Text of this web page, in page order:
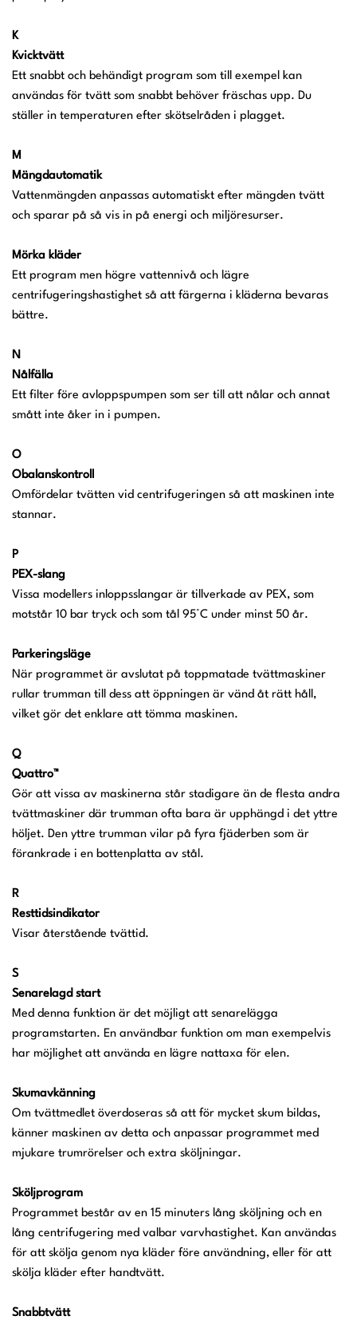
K
Kvicktvätt
Ett snabbt och behändigt program som till exempel kan
användas för tvätt som snabbt behöver fräschas upp. Du
ställer in temperaturen efter skötselråden i plagget.
M
Mängdautomatik
Vattenmängden anpassas automatiskt efter mängden tvätt
och sparar på så vis in på energi och miljöresurser.
Mörka kläder
Ett program men högre vattennivå och lägre
centrifugeringshastighet så att färgerna i kläderna bevaras
bättre.
N
Nålfälla
Ett filter före avloppspumpen som ser till att nålar och annat
smått inte åker in i pumpen.
O
Obalanskontroll
Omfördelar tvätten vid centrifugeringen så att maskinen inte
stannar.
P
PEX-slang
Vissa modellers inloppsslangar är tillverkade av PEX, som
motstår 10 bar tryck och som tål 95°C under minst 50 år.
Parkeringsläge
När programmet är avslutat på toppmatade tvättmaskiner
rullar trumman till dess att öppningen är vänd åt rätt håll,
vilket gör det enklare att tömma maskinen.
Q
Quattro™
Gör att vissa av maskinerna står stadigare än de flesta andra
tvättmaskiner där trumman ofta bara är upphängd i det yttre
höljet. Den yttre trumman vilar på fyra fjäderben som är
förankrade i en bottenplatta av stål.
R
Resttidsindikator
Visar återstående tvättid.
S
Senarelagd start
Med denna funktion är det möjligt att senarelägga
programstarten. En användbar funktion om man exempelvis
har möjlighet att använda en lägre nattaxa för elen.
Skumavkänning
Om tvättmedlet överdoseras så att för mycket skum bildas,
känner maskinen av detta och anpassar programmet med
mjukare trumrörelser och extra sköljningar.
Sköljprogram
Programmet består av en 15 minuters lång sköljning och en
lång centrifugering med valbar varvhastighet. Kan användas
för att skölja genom nya kläder före användning, eller för att
skölja kläder efter handtvätt.
Snabbtvätt